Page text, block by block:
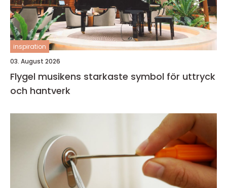
inspiration
03. August 2026
Flygel musikens starkaste symbol för uttryck
och hantverk